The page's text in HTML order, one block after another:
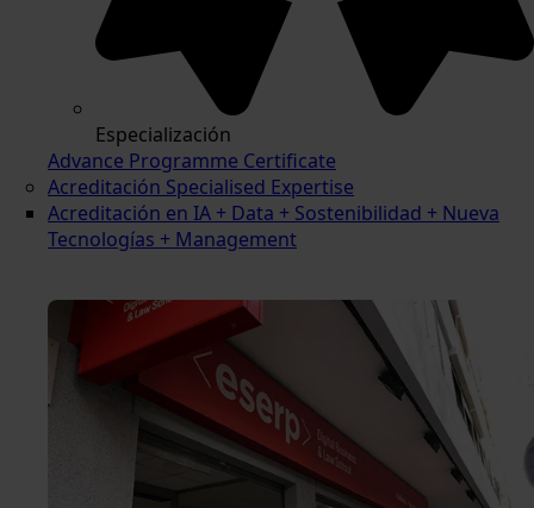
Especialización
Advance Programme Certificate
Acreditación Specialised Expertise
Acreditación en IA + Data + Sostenibilidad + Nueva
Tecnologías + Management